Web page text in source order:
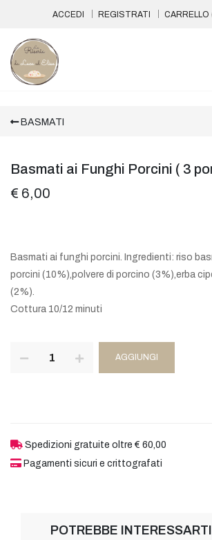
ACCEDI REGISTRATI CARRELLO
BASMATI
Basmati ai Funghi Porcini ( 3
€ 6,00
Basmati ai funghi porcini. Ingredienti: riso
porcini (10%),polvere di porcino (3%),erba
(2%).
Cottura 10/12 minuti
AGGIUNGI
Spedizioni gratuite oltre € 60,00
Pagamenti sicuri e crittografati
POTREBBE